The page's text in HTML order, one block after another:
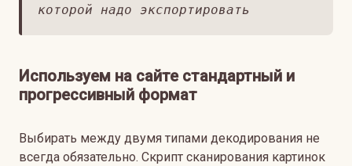
которой надо экспортировать
Используем на сайте стандартный и
прогрессивный формат
Выбирать между двумя типами декодирования не
всегда обязательно. Скрипт сканирования картинок